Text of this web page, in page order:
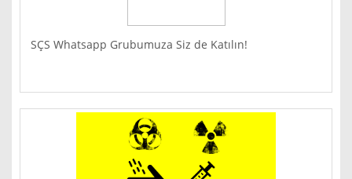
SÇS Whatsapp Grubumuza Siz de Katılın!